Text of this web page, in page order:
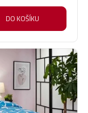
DO KOŠÍKU